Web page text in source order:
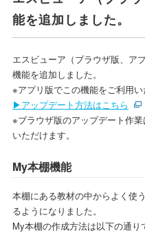
能を追加しました。
エスビューア（ブラウザ版、ア
機能を追加しました。
※アプリ版でこの機能をご利用い
▶アップデート方法はこちら
※ブラウザ版のアップデート作
いただけます。
My本棚機能
本棚にある教材の中からよく使
るようになりました。
My本棚の作成方法は以下の通り